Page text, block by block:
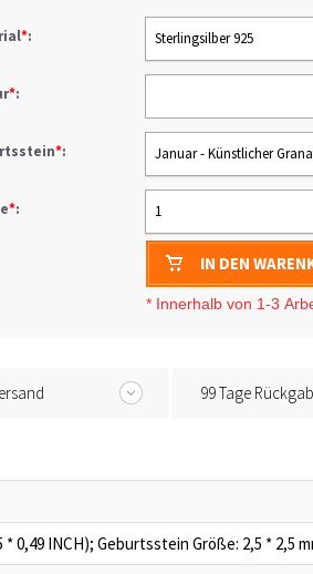
*: Sterlingsilber 925
*:
*: Januar - Künstlicher
*: 1
IN DEN
* Innerhalb von 1-3
99 Tage
0,49 INCH); Geburtsstein Größe: 2,5 * 2,5